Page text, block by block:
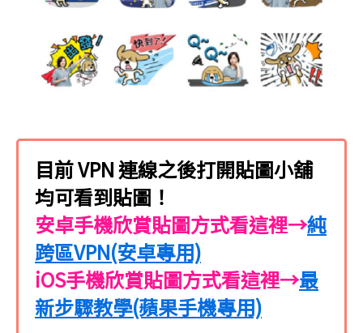
目前 VPN 連線之後打開貼圖小舖
均可看到貼圖！
安卓手機欣賞貼圖方式看這裡→純
跨區VPN(安卓專用)
iOS手機欣賞貼圖方式看這裡→最
新步驟教學(蘋果手機專用)